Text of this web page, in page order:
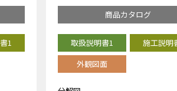
1
商品カタログ
取扱説明書1
施工説明
外観図面